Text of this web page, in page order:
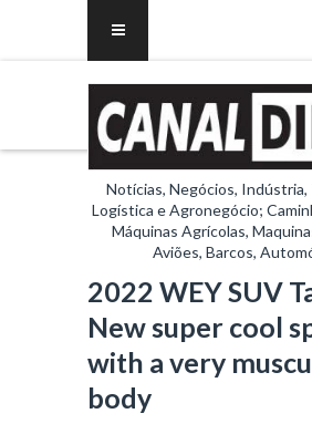
Notícias, Negócios,
Logística e Agronegócio;
Máquinas Agrícolas,
Aviões, Barcos,
2022 WEY SUV
New super cool
with a very
body